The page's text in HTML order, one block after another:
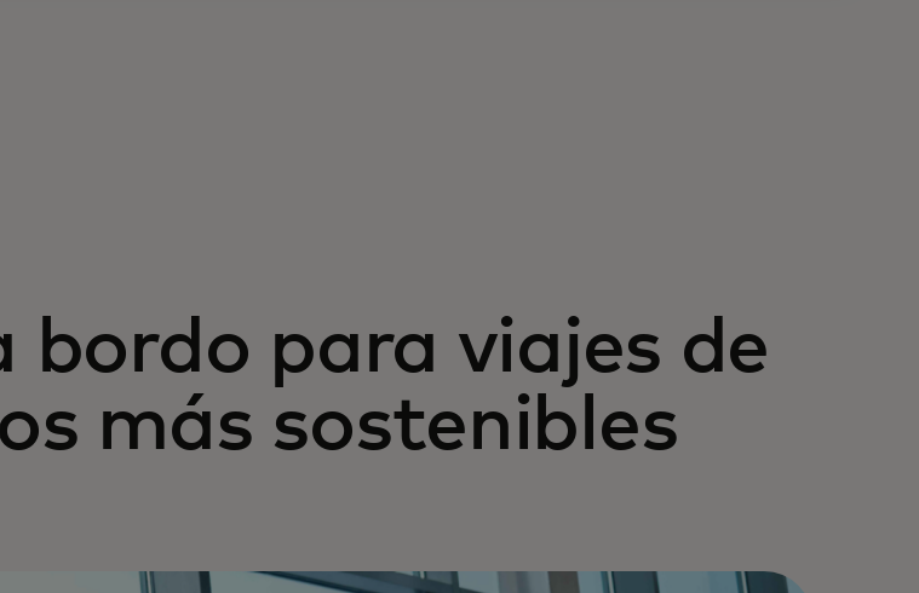
bordo para viajes de
más sostenibles